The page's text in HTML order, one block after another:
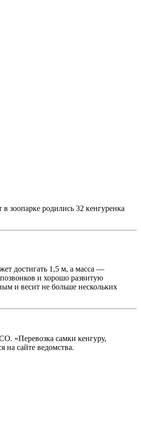
зоопарке родились 32 кенгуренка
достигать 1,5 м, а масса —
и хорошо развитую
и весит не больше нескольких
«Перевозка самки кенгуру,
на сайте ведомства.